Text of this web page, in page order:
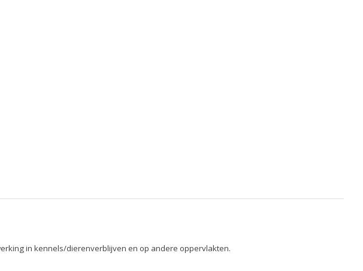
in kennels/dierenverblijven en op andere oppervlakten.